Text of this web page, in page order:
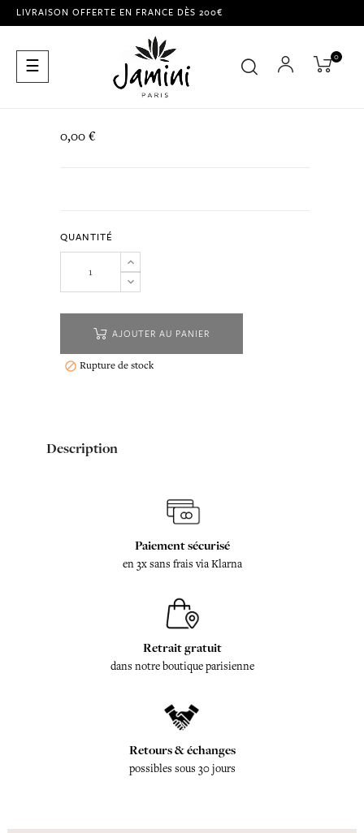
LIVRAISON OFFERTE EN FRANCE DÈS 200€
Basculer
la
☰ 0
0,00 €
QUANTITÉ
AJOUTER AU PANIER
 Rupture de stock
Description
Paiement sécurisé
en 3x sans frais via Klarna
Retrait gratuit
dans notre boutique parisienne
Retours & échanges
possibles sous 30 jours